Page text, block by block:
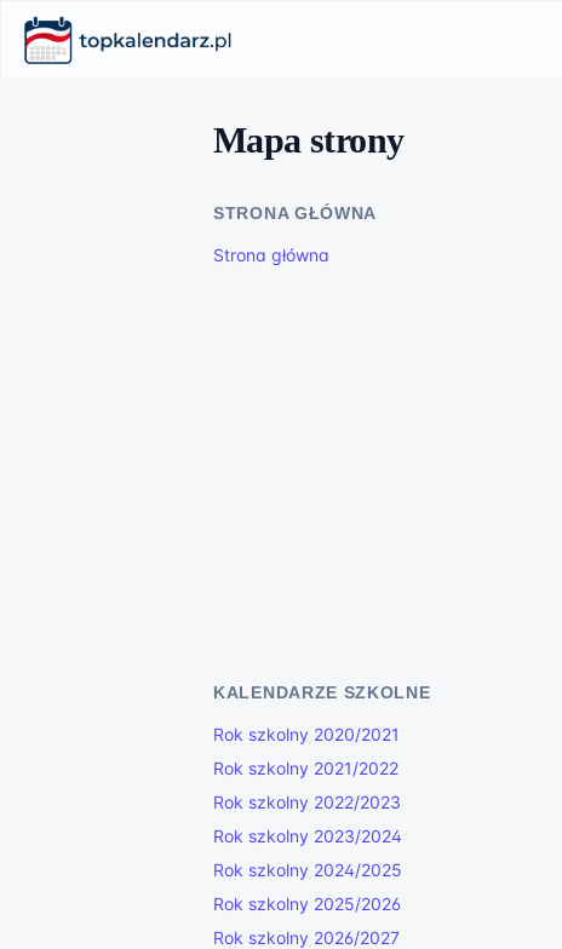
Mapa strony
STRONA GŁÓWNA
Strona główna
KALENDARZE SZKOLNE
Rok szkolny 2020/2021
Rok szkolny 2021/2022
Rok szkolny 2022/2023
Rok szkolny 2023/2024
Rok szkolny 2024/2025
Rok szkolny 2025/2026
Rok szkolny 2026/2027